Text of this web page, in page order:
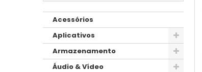
Acessórios
Aplicativos
Armazenamento
Áudio & Vídeo